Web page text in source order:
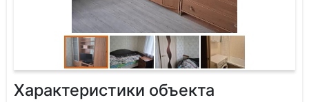
Характеристики объекта